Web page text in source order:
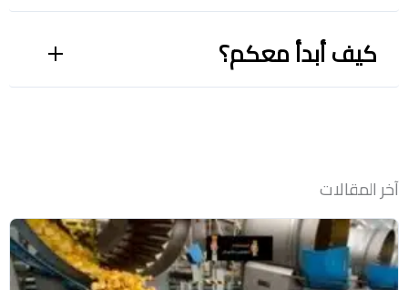
كيف أبدأ معكم؟
آخر المقالات